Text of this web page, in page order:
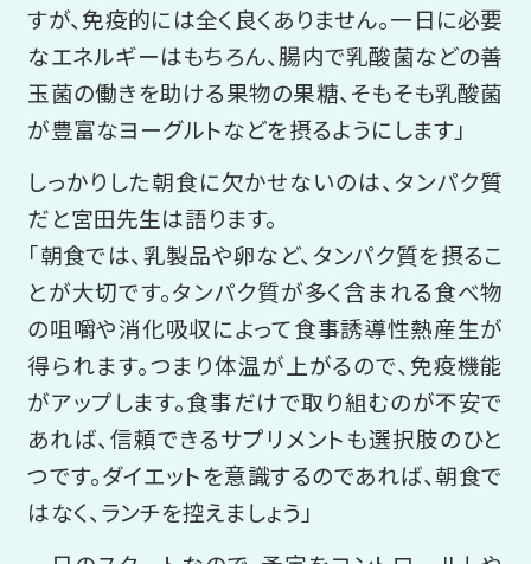
すが、免疫的には全く良くありません。一日に必要
なエネルギーはもちろん、腸内で乳酸菌などの善
玉菌の働きを助ける果物の果糖、そもそも乳酸菌
が豊富なヨーグルトなどを摂るようにします」
しっかりした朝食に欠かせないのは、タンパク質
だと宮田先生は語ります。
「朝食では、乳製品や卵など、タンパク質を摂るこ
とが大切です。タンパク質が多く含まれる食べ物
の咀嚼や消化吸収によって食事誘導性熱産生が
得られます。つまり体温が上がるので、免疫機能
がアップします。食事だけで取り組むのが不安で
あれば、信頼できるサプリメントも選択肢のひと
つです。ダイエットを意識するのであれば、朝食で
はなく、ランチを控えましょう」